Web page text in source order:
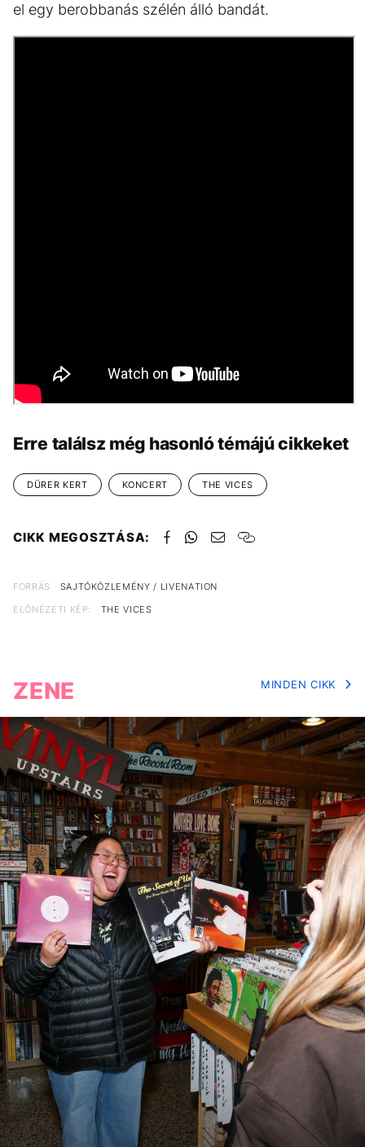
el egy berobbanás szélén álló bandát.
Erre találsz még hasonló témájú cikkeket
DÜRER KERT KONCERT THE VICES
CIKK MEGOSZTÁSA:
FORRÁS
SAJTÓKÖZLEMÉNY / LIVENATION
ELŐNÉZETI KÉP:
THE VICES
ZENE MINDEN CIKK